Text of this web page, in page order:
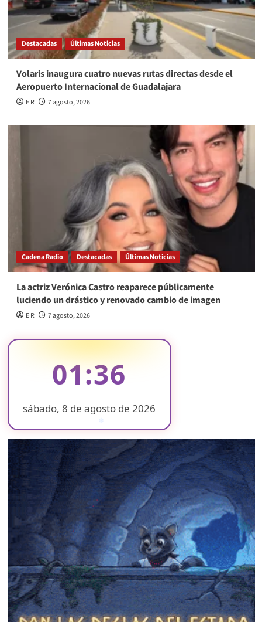
Destacadas Últimas Noticias
Volaris inaugura cuatro nuevas rutas directas desde el
Aeropuerto Internacional de Guadalajara
E R 7 agosto, 2026
Cadena Radio Destacadas Últimas Noticias
La actriz Verónica Castro reaparece públicamente
luciendo un drástico y renovado cambio de imagen
E R 7 agosto, 2026
01:36
sábado, 8 de agosto de 2026
❄
❄
❄
❄